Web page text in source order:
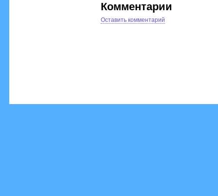
Комментарии
Оставить комментарий